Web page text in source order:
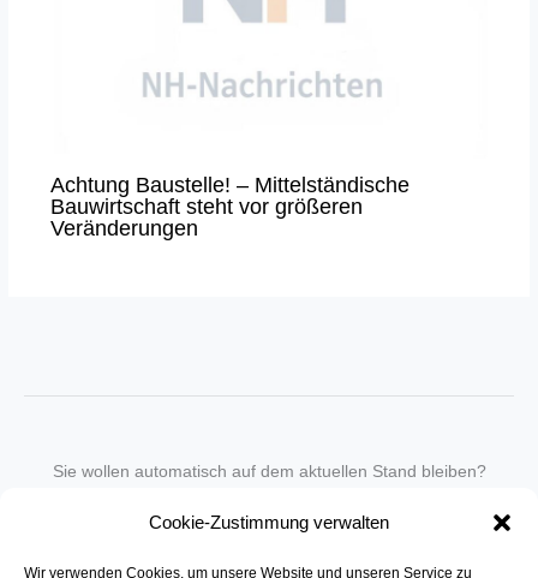
Cookie-Zustimmung verwalten
Wir verwenden Cookies, um unsere Website und unseren Service zu
Achtung Baustelle! – Mittelständische
Bauwirtschaft steht vor größeren
Veränderungen
Sie wollen automatisch auf dem aktuellen Stand bleiben?
in unseren Newsletter-Service auf.